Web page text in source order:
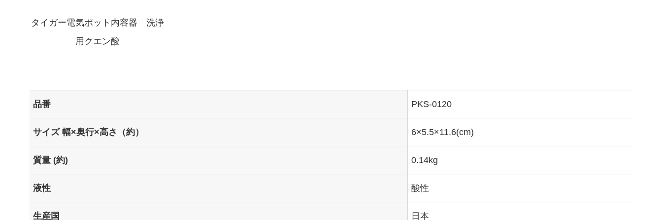
タイガー電気ポット内容器 洗浄
用クエン酸
品番 PKS-0120
サイズ 幅×奥行×高さ（約） 6×5.5×11.6(cm)
質量 (約) 0.14kg
液性 酸性
生産国 日本